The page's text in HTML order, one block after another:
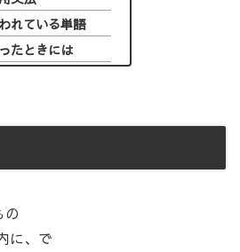
れている単語
たときには
、で